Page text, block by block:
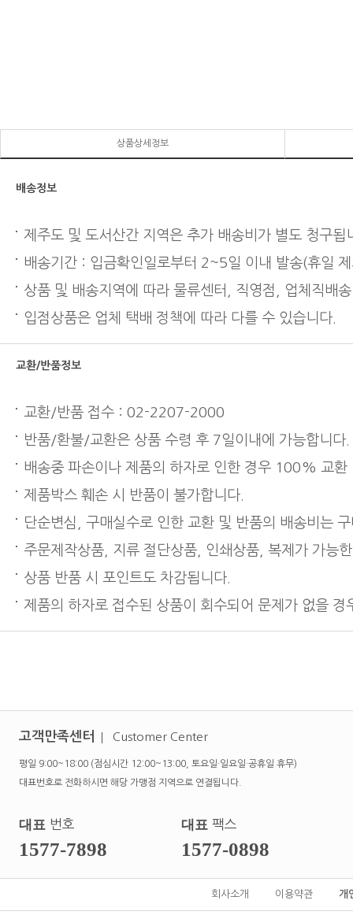
상품상세정보
배송정보
제주도 및 도서산간 지역은 추가 배송비가 별도 청구됩
배송기간 : 입금확인일로부터 2~5일 이내 발송(휴일
상품 및 배송지역에 따라 물류센터, 직영점, 업체직배
입점상품은 업체 택배 정책에 따라 다를 수 있습니다.
교환/반품정보
교환/반품 접수 : 02-2207-2000
반품/환불/교환은 상품 수령 후 7일이내에 가능합니다.
배송중 파손이나 제품의 하자로 인한 경우 100% 교환
제품박스 훼손 시 반품이 불가합니다.
단순변심, 구매실수로 인한 교환 및 반품의 배송비는
주문제작상품, 지류 절단상품, 인쇄상품, 복제가 가능
상품 반품 시 포인트도 차감됩니다.
제품의 하자로 접수된 상품이 회수되어 문제가 없을
고객만족센터 Customer Center
평일 9:00~18:00 (점심시간 12:00~13:00, 토요일·일요일·공휴일 휴무)
대표번호로 전화하시면 해당 가맹점 지역으로 연결됩니다.
대표 번호
1577-7898
대표 팩스
1577-0898
회사소개 이용약관 개